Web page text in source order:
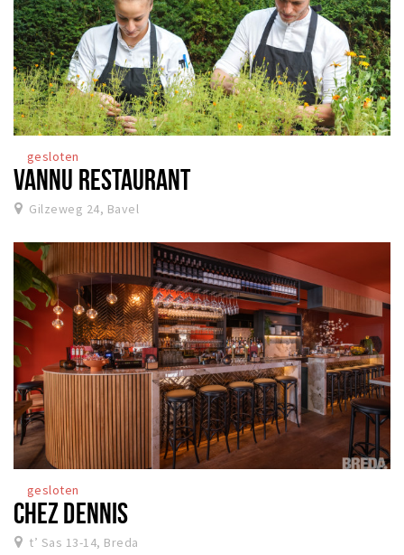
gesloten
VANNU RESTAURANT
Gilzeweg 24, Bavel
gesloten
CHEZ DENNIS
t’ Sas 13-14, Breda